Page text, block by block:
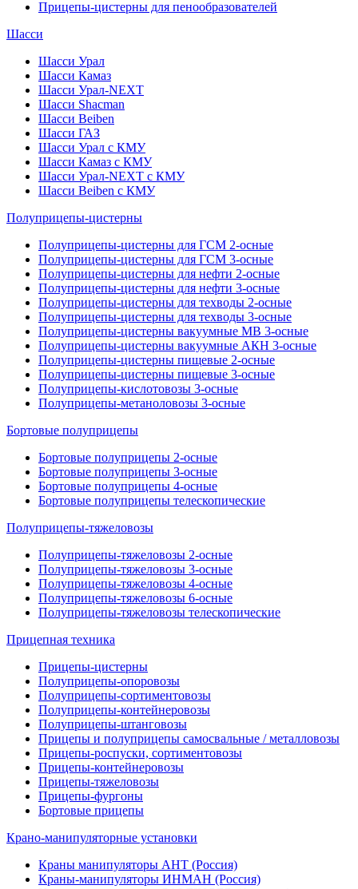
Прицепы-цистерны для пенообразователей
Шасси
Шасси Урал
Шасси Камаз
Шасси Урал-NEXT
Шасси Shacman
Шасси Beiben
Шасси ГАЗ
Шасси Урал с КМУ
Шасси Камаз с КМУ
Шасси Урал-NEXT с КМУ
Шасси Beiben с КМУ
Полуприцепы-цистерны
Полуприцепы-цистерны для ГСМ 2-осные
Полуприцепы-цистерны для ГСМ 3-осные
Полуприцепы-цистерны для нефти 2-осные
Полуприцепы-цистерны для нефти 3-осные
Полуприцепы-цистерны для техводы 2-осные
Полуприцепы-цистерны для техводы 3-осные
Полуприцепы-цистерны вакуумные МВ 3-осные
Полуприцепы-цистерны вакуумные АКН 3-осные
Полуприцепы-цистерны пищевые 2-осные
Полуприцепы-цистерны пищевые 3-осные
Полуприцепы-кислотовозы 3-осные
Полуприцепы-метаноловозы 3-осные
Бортовые полуприцепы
Бортовые полуприцепы 2-осные
Бортовые полуприцепы 3-осные
Бортовые полуприцепы 4-осные
Бортовые полуприцепы телескопические
Полуприцепы-тяжеловозы
Полуприцепы-тяжеловозы 2-осные
Полуприцепы-тяжеловозы 3-осные
Полуприцепы-тяжеловозы 4-осные
Полуприцепы-тяжеловозы 6-осные
Полуприцепы-тяжеловозы телескопические
Прицепная техника
Прицепы-цистерны
Полуприцепы-опоровозы
Полуприцепы-сортиментовозы
Полуприцепы-контейнеровозы
Полуприцепы-штанговозы
Прицепы и полуприцепы самосвальные / металловозы
Прицепы-роспуски, сортиментовозы
Прицепы-контейнеровозы
Прицепы-тяжеловозы
Прицепы-фургоны
Бортовые прицепы
Крано-манипуляторные установки
Краны манипуляторы АНТ (Россия)
Краны-манипуляторы ИНМАН (Россия)